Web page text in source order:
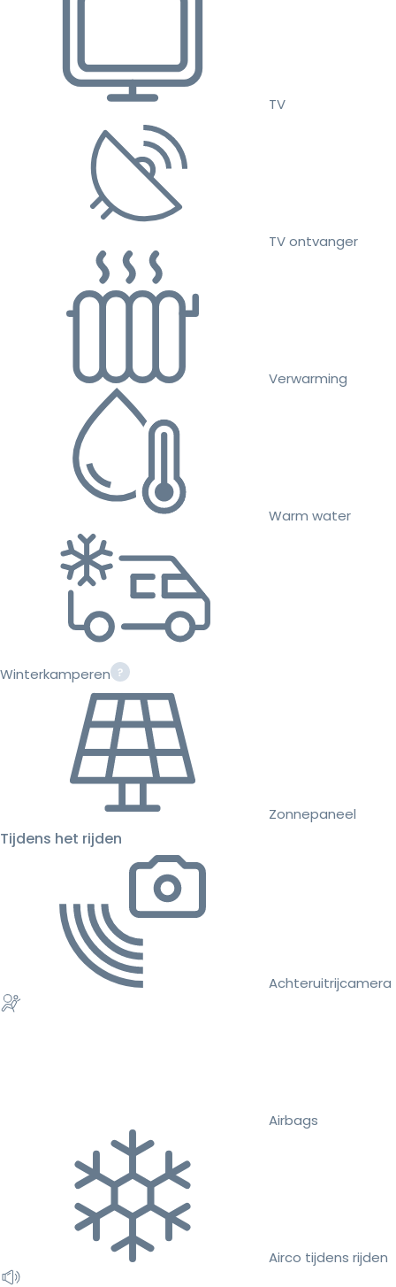
TV
TV ontvanger
Verwarming
Warm water
Winterkamperen
Zonnepaneel
Tijdens het rijden
Achteruitrijcamera
Airbags
Airco tijdens rijden